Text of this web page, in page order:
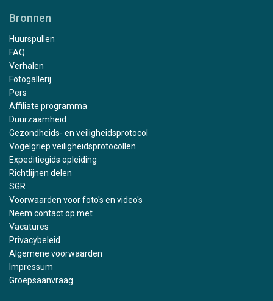
Bronnen
Huurspullen
FAQ
Verhalen
Fotogallerij
Pers
Affiliate programma
Duurzaamheid
Gezondheids- en veiligheidsprotocol
Vogelgriep veiligheidsprotocollen
Expeditiegids opleiding
Richtlijnen delen
SGR
Voorwaarden voor foto's en video's
Neem contact op met
Vacatures
Privacybeleid
Algemene voorwaarden
Impressum
Groepsaanvraag